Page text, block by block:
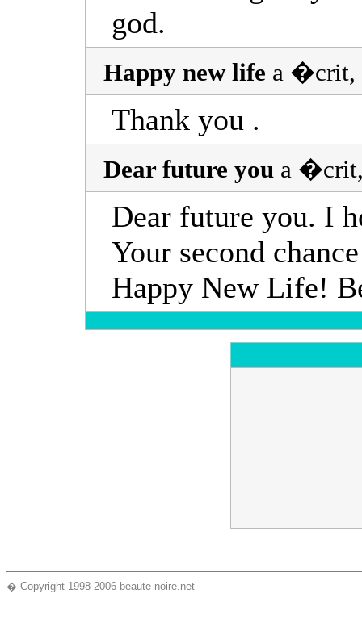
god.
Happy new life a �crit,
Thank you .
Dear future you a
Dear future you. I
Your second
Happy New Life!
� Copyright 1998-2006 beaute-noire.net